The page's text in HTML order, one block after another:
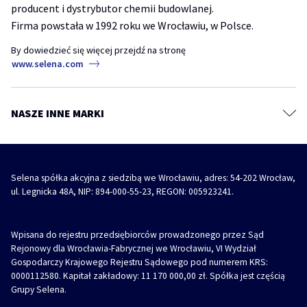
TYTAN Academy
TYTAN Industry
Diizocyjaniany
Kotwy chemiczne
Farby, grunty i masy szpachlowe
Impregnaty, kity i szpachlówki do drewna
Środki ochronne i czyszczące
Pęknięcia, ubytki i szczeliny – jak prawidłowo przygotować ściany do
malowania?
piana piana montażowa revo 360
producent i dystrybutor chemii budowlanej.
Firma powstała w 1992 roku we Wrocławiu, w Polsce.
By dowiedzieć się więcej przejdź na stronę
www.selena.com
NASZE INNE MARKI
Selena spółka akcyjna z siedzibą we Wrocławiu, adres: 54-202 Wrocław,
ul. Legnicka 48A, NIP: 894-000-55-23, REGON: 005923241.
Wpisana do rejestru przedsiębiorców prowadzonego przez Sąd
Rejonowy dla Wrocławia-Fabrycznej we Wrocławiu, VI Wydział
Gospodarczy Krajowego Rejestru Sądowego pod numerem KRS:
0000112580. Kapitał zakładowy: 11 170 000,00 zł. Spółka jest częścią
Grupy Selena.